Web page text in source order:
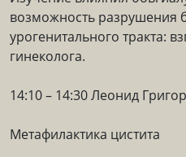
возможность разрушения
урогенитального тракта:
гинеколога.
14:10 – 14:30 Леонид
Метафилактика цистита